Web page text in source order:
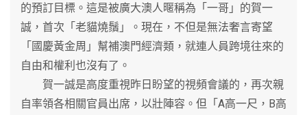
的預訂目標。這是被廣大澳人暱稱為「一哥」的賀一
誠，首次「老貓燒鬚」。現在，不但是無法奢言寄望
「國慶黃金周」幫補澳門經濟類，就連人員跨境往來的
自由和權利也沒有了。
賀一誠是高度重視昨日盼望的視頻會議的，再次親
自率領各相關官員出席，以壯陣容。但「A高一尺，B高